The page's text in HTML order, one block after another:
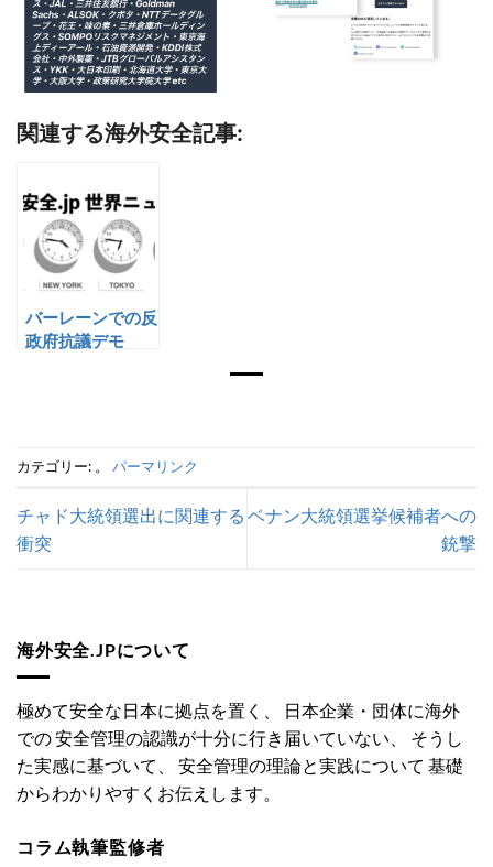
関連する海外安全記事:
バーレーンでの反
政府抗議デモ
カテゴリー: 。 パーマリンク
チャド大統領選出に関連する
衝突
ベナン大統領選挙候補者への
銃撃
海外安全.JPについて
極めて安全な日本に拠点を置く、 日本企業・団体に海外
での 安全管理の認識が十分に行き届いていない、 そうし
た実感に基づいて、 安全管理の理論と実践について 基礎
からわかりやすくお伝えします。
コラム執筆監修者